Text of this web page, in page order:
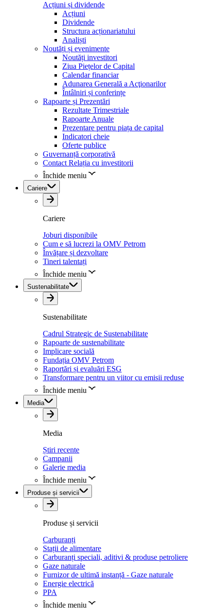
Acțiuni și dividende
Acțiuni
Dividende
Structura acționariatului
Analiști
Noutăți și evenimente
Noutăți investitori
Ziua Piețelor de Capital
Calendar financiar
Adunarea Generală a Acţionarilor
Întâlniri și conferințe
Rapoarte și Prezentări
Rezultate Trimestriale
Rapoarte Anuale
Prezentare pentru piața de capital
Indicatori cheie
Oferte publice
Guvernanță corporativă
Contact Relația cu investitorii
Închide meniu
Cariere
Cariere
Joburi disponibile
Cum e să lucrezi la OMV Petrom
Învățare și dezvoltare
Tineri talentați
Închide meniu
Sustenabilitate
Sustenabilitate
Cadrul Strategic de Sustenabilitate
Rapoarte de sustenabilitate
Implicare socială
Fundația OMV Petrom
Raportări și evaluări ESG
Transformare pentru un viitor cu emisii reduse
Închide meniu
Media
Media
Știri recente
Campanii
Galerie media
Închide meniu
Produse și servicii
Produse și servicii
Carburanți
Stații de alimentare
Carburanți speciali, aditivi & produse petroliere
Gaze naturale
Furnizor de ultimă instanță - Gaze naturale
Energie electrică
PPA
Închide meniu